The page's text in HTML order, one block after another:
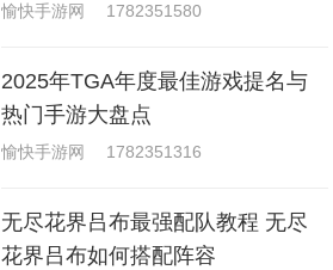
愉快手游网 1782351580
2025年TGA年度最佳游戏提名与
热门手游大盘点
愉快手游网 1782351316
无尽花界吕布最强配队教程 无尽
花界吕布如何搭配阵容